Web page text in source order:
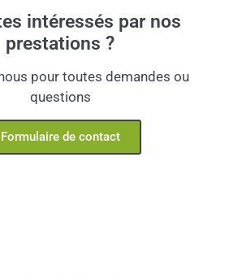
intéressés par nos
prestations ?
pour toutes demandes ou
questions
Formulaire de contact